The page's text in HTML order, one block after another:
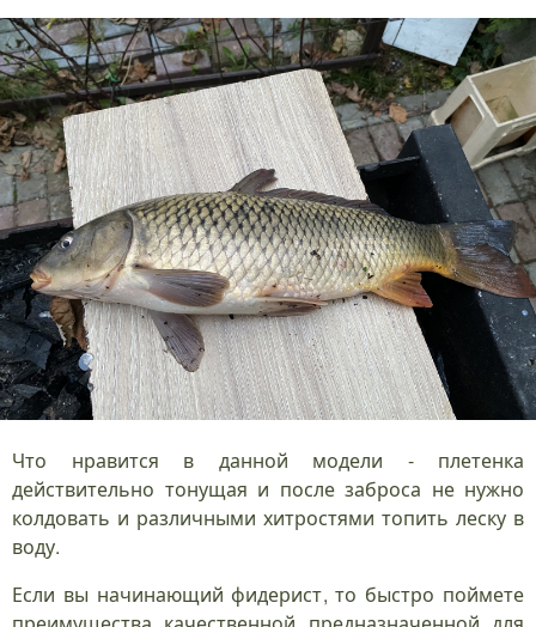
Что нравится в данной модели - плетенка
действительно тонущая и после заброса не нужно
колдовать и различными хитростями топить леску в
воду.
Если вы начинающий фидерист, то быстро поймете